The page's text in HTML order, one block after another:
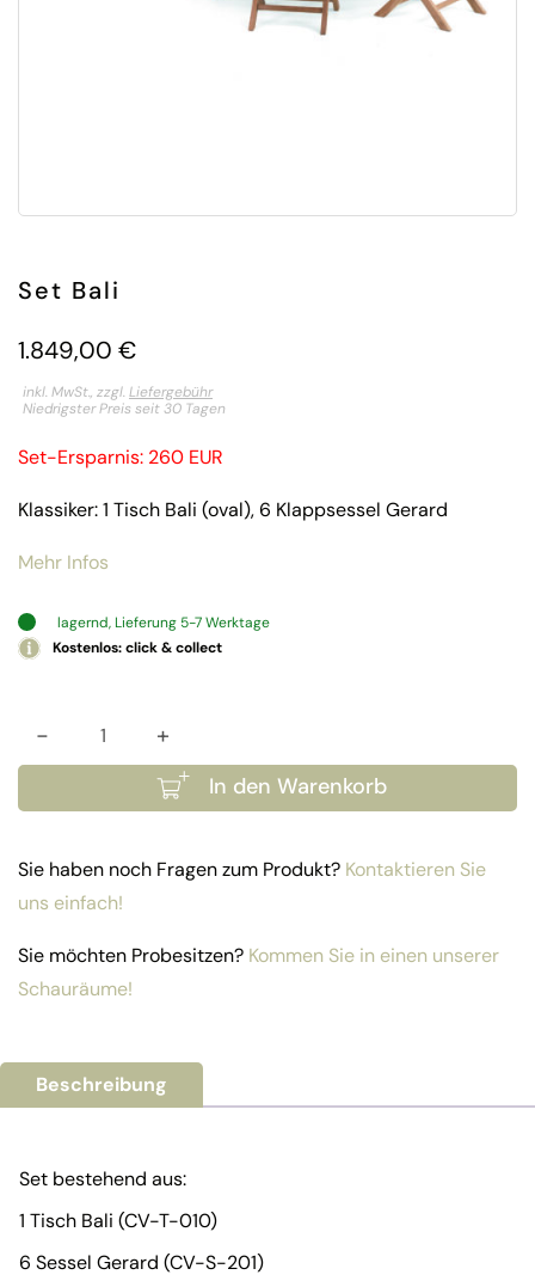
Set Bali
1.849,00 €
inkl. MwSt., zzgl.Liefergebühr
Niedrigster Preis seit 30 Tagen
Set-Ersparnis: 260 EUR
Klassiker: 1 Tisch Bali (oval), 6 Klappsessel Gerard
Mehr Infos
lagernd, Lieferung 5-7 Werktage
Kostenlos: click & collect
- +
In den Warenkorb
Sie haben noch Fragen zum Produkt? Kontaktieren Sie
uns einfach!
Sie möchten Probesitzen? Kommen Sie in einen unserer
Schauräume!
Beschreibung
Set bestehend aus:
1 Tisch Bali (CV-T-010)
6 Sessel Gerard (CV-S-201)